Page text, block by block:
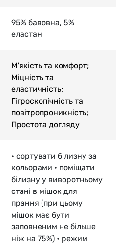
95% бавовна, 5%
еластан
М'якість та комфорт;
Міцність та
еластичність;
Гігроскопічність та
повітропроникність;
Простота догляду
• сортувати білизну за
кольорами • поміщати
білизну у виворотньому
стані в мішок для
прання (при цьому
мішок має бути
заповненим не більше
ніж на 75%) • режим